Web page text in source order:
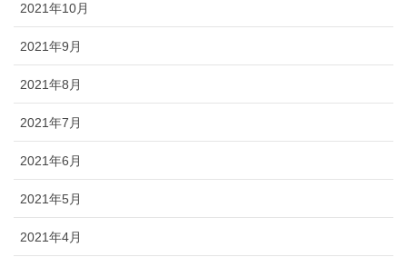
2021年10月
2021年9月
2021年8月
2021年7月
2021年6月
2021年5月
2021年4月